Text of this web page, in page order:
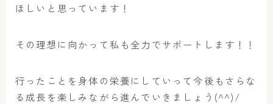
ほしいと思っています！
その理想に向かって私も全力でサポートします！！
行ったことを身体の栄養にしていって今後もさらな
る成長を楽しみながら進んでいきましょう(^^)/